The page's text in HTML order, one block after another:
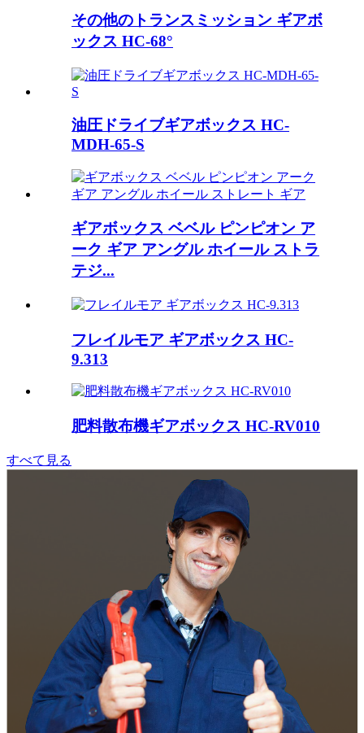
その他のトランスミッション ギアボ
ックス HC-68°
油圧ドライブギアボックス HC-
MDH-65-S
ギアボックス ベベル ピンピオン ア
ーク ギア アングル ホイール ストラ
テジ...
フレイルモア ギアボックス HC-
9.313
肥料散布機ギアボックス HC-RV010
すべて見る